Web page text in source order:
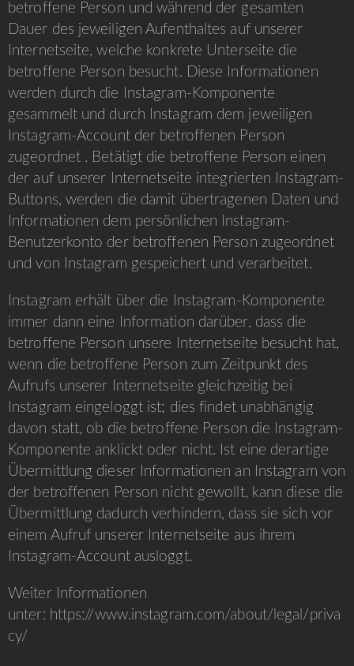
betroffene Person und während der gesamten
Dauer des jeweiligen Aufenthaltes auf unserer
Internetseite, welche konkrete Unterseite die
betroffene Person besucht. Diese Informationen
werden durch die Instagram-Komponente
gesammelt und durch Instagram dem jeweiligen
Instagram-Account der betroffenen Person
zugeordnet . Betätigt die betroffene Person einen
der auf unserer Internetseite integrierten Instagram-
Buttons, werden die damit übertragenen Daten und
Informationen dem persönlichen Instagram-
Benutzerkonto der betroffenen Person zugeordnet
und von Instagram gespeichert und verarbeitet.
Instagram erhält über die Instagram-Komponente
immer dann eine Information darüber, dass die
betroffene Person unsere Internetseite besucht hat,
wenn die betroffene Person zum Zeitpunkt des
Aufrufs unserer Internetseite gleichzeitig bei
Instagram eingeloggt ist; dies findet unabhängig
davon statt, ob die betroffene Person die Instagram-
Komponente anklickt oder nicht. Ist eine derartige
Übermittlung dieser Informationen an Instagram von
der betroffenen Person nicht gewollt, kann diese die
Übermittlung dadurch verhindern, dass sie sich vor
einem Aufruf unserer Internetseite aus ihrem
Instagram-Account ausloggt.
Weiter Informationen
unter: https://www.instagram.com/about/legal/priva
cy/